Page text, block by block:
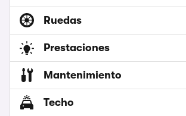
Ruedas
Prestaciones
Mantenimiento
Techo